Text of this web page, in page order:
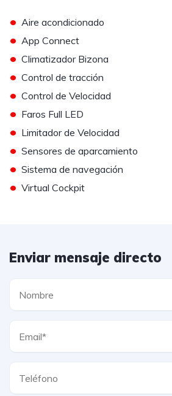
• Aire acondicionado
• App Connect
• Climatizador Bizona
• Control de tracción
• Control de Velocidad
• Faros Full LED
• Limitador de Velocidad
• Sensores de aparcamiento
• Sistema de navegación
• Virtual Cockpit
Enviar mensaje directo